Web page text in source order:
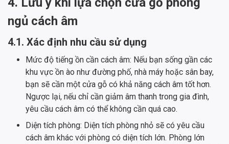
ngủ cách âm
4.1. Xác định nhu cầu sử dụng
Mức độ tiếng ồn cần cách âm: Nếu bạn sống gần các
khu vực ồn ào như đường phố, nhà máy hoặc sân bay,
bạn sẽ cần một cửa gỗ có khả năng cách âm tốt hơn.
Ngược lại, nếu chỉ cần giảm âm thanh trong gia đình,
yêu cầu cách âm có thể không cần quá cao.
Diện tích phòng: Diện tích phòng nhỏ sẽ có yêu cầu
cách âm khác với phòng có diện tích lớn. Phòng lớn